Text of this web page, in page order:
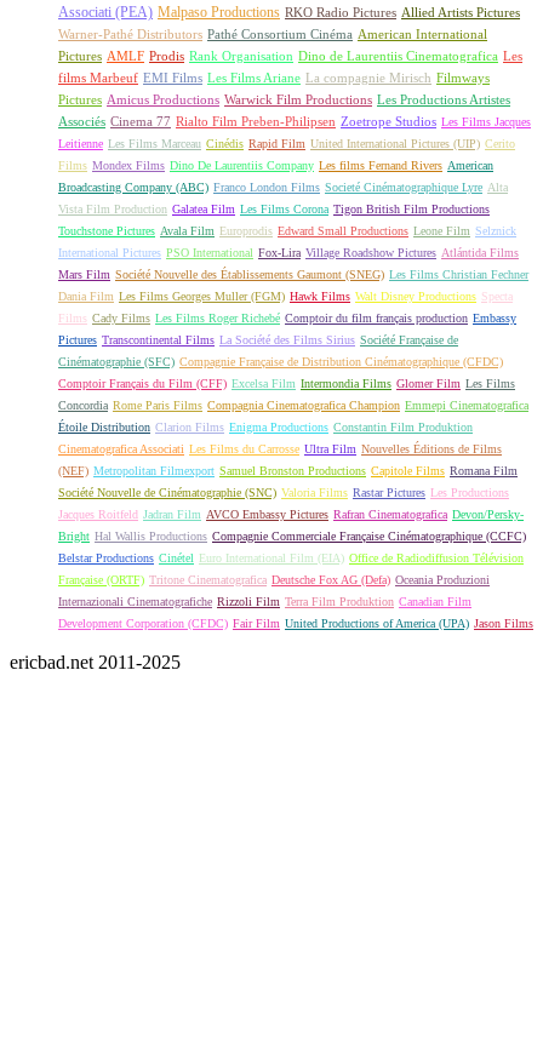
Associati (PEA) Malpaso Productions RKO Radio Pictures Allied Artists Pictures
Warner-Pathé Distributors Pathé Consortium Cinéma American International
Pictures AMLF Prodis Rank Organisation Dino de Laurentiis Cinematografica Les
films Marbeuf EMI Films Les Films Ariane La compagnie Mirisch Filmways
Pictures Amicus Productions Warwick Film Productions Les Productions Artistes
Associés Cinema 77 Rialto Film Preben-Philipsen Zoetrope Studios Les Films Jacques
Leitienne Les Films Marceau Cinédis Rapid Film United International Pictures (UIP) Cerito
Films Mondex Films Dino De Laurentiis Company Les films Fernand Rivers American
Broadcasting Company (ABC) Franco London Films Societé Cinématographique Lyre Alta
Vista Film Production Galatea Film Les Films Corona Tigon British Film Productions
Touchstone Pictures Avala Film Europrodis Edward Small Productions Leone Film Selznick
International Pictures PSO International Fox-Lira Village Roadshow Pictures Atlántida Films
Mars Film Société Nouvelle des Établissements Gaumont (SNEG) Les Films Christian Fechner
Dania Film Les Films Georges Muller (FGM) Hawk Films Walt Disney Productions Specta
Films Cady Films Les Films Roger Richebé Comptoir du film français production Embassy
Pictures Transcontinental Films La Société des Films Sirius Société Française de
Cinématographie (SFC) Compagnie Française de Distribution Cinématographique (CFDC)
Comptoir Français du Film (CFF) Excelsa Film Intermondia Films Glomer Film Les Films
Concordia Rome Paris Films Compagnia Cinematografica Champion Emmepi Cinematografica
Étoile Distribution Clarion Films Enigma Productions Constantin Film Produktion
Cinematografica Associati Les Films du Carrosse Ultra Film Nouvelles Éditions de Films
(NEF) Metropolitan Filmexport Samuel Bronston Productions Capitole Films Romana Film
Société Nouvelle de Cinématographie (SNC) Valoria Films Rastar Pictures Les Productions
Jacques Roitfeld Jadran Film AVCO Embassy Pictures Rafran Cinematografica Devon/Persky-
Bright Hal Wallis Productions Compagnie Commerciale Française Cinématographique (CCFC)
Belstar Productions Cinétel Euro International Film (EIA) Office de Radiodiffusion Télévision
Française (ORTF) Tritone Cinematografica Deutsche Fox AG (Defa) Oceania Produzioni
Internazionali Cinematografiche Rizzoli Film Terra Film Produktion Canadian Film
Development Corporation (CFDC) Fair Film United Productions of America (UPA) Jason Films
ericbad.net 2011-2025